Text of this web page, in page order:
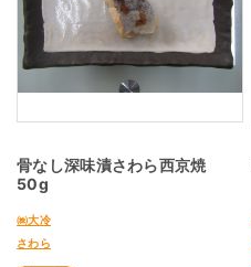
骨なし深味漬さわら西京焼
50g
㈱大冷
さわら